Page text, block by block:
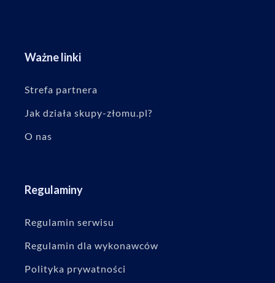
Ważne linki
Strefa partnera
Jak działa skupy-złomu.pl?
O nas
Regulaminy
Regulamin serwisu
Regulamin dla wykonawców
Polityka prywatności